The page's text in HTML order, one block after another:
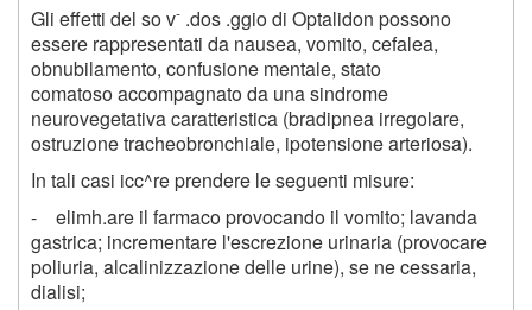
Gli effetti del so v- .dos .ggio di Optalidon possono
essere rappresentati da nausea, vomito, cefalea,
obnubilamento, confusione mentale, stato
comatoso accompagnato da una sindrome
neurovegetativa caratteristica (bradipnea irregolare,
ostruzione tracheobronchiale, ipotensione arteriosa).
In tali casi icc^re prendere le seguenti misure:
- elimh.are il farmaco provocando il vomito; lavanda
gastrica; incrementare l'escrezione urinaria (provocare
poliuria, alcalinizzazione delle urine), se ne cessaria,
dialisi;